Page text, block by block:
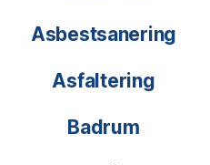
Asbestsanering
Asfaltering
Badrum